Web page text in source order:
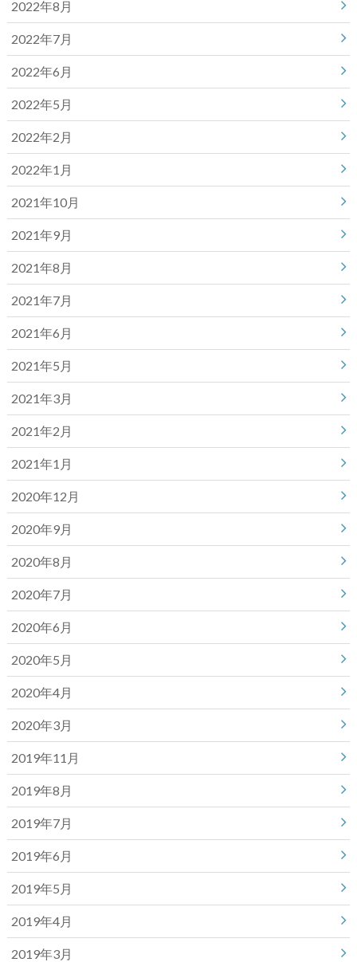
2022年8月
2022年7月
2022年6月
2022年5月
2022年2月
2022年1月
2021年10月
2021年9月
2021年8月
2021年7月
2021年6月
2021年5月
2021年3月
2021年2月
2021年1月
2020年12月
2020年9月
2020年8月
2020年7月
2020年6月
2020年5月
2020年4月
2020年3月
2019年11月
2019年8月
2019年7月
2019年6月
2019年5月
2019年4月
2019年3月